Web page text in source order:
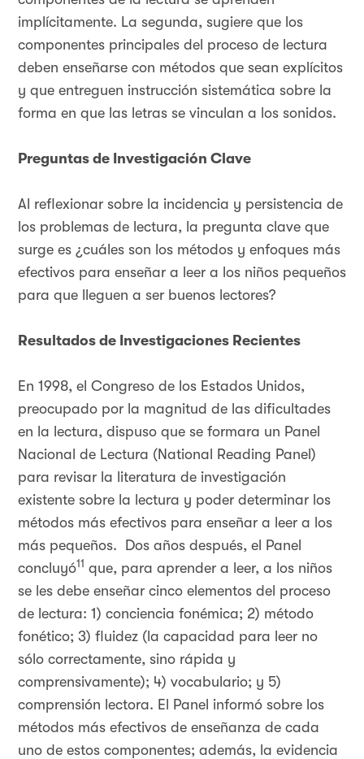
implícitamente. La segunda, sugiere que los
componentes principales del proceso de lectura
deben enseñarse con métodos que sean explícitos
y que entreguen instrucción sistemática sobre la
forma en que las letras se vinculan a los sonidos.
Preguntas de Investigación Clave
Al reflexionar sobre la incidencia y persistencia de
los problemas de lectura, la pregunta clave que
surge es ¿cuáles son los métodos y enfoques más
efectivos para enseñar a leer a los niños pequeños
para que lleguen a ser buenos lectores?
Resultados de Investigaciones Recientes
En 1998, el Congreso de los Estados Unidos,
preocupado por la magnitud de las dificultades
en la lectura, dispuso que se formara un Panel
Nacional de Lectura (National Reading Panel)
para revisar la literatura de investigación
existente sobre la lectura y poder determinar los
métodos más efectivos para enseñar a leer a los
más pequeños. Dos años después, el Panel
concluyó11 que, para aprender a leer, a los niños
se les debe enseñar cinco elementos del proceso
de lectura: 1) conciencia fonémica; 2) método
fonético; 3) fluidez (la capacidad para leer no
sólo correctamente, sino rápida y
comprensivamente); 4) vocabulario; y 5)
comprensión lectora. El Panel informó sobre los
métodos más efectivos de enseñanza de cada
uno de estos componentes; además, la evidencia